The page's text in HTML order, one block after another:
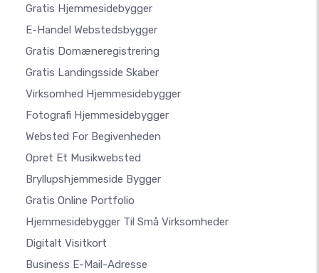
Gratis Hjemmesidebygger
E-Handel Webstedsbygger
Gratis Domæneregistrering
Gratis Landingsside Skaber
Virksomhed Hjemmesidebygger
Fotografi Hjemmesidebygger
Websted For Begivenheden
Opret Et Musikwebsted
Bryllupshjemmeside Bygger
Gratis Online Portfolio
Hjemmesidebygger Til Små Virksomheder
Digitalt Visitkort
Business E-Mail-Adresse